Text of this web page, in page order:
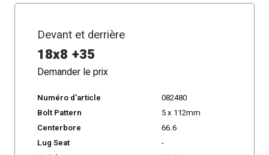
Devant et derrière
18x8 +35
Demander le prix
Numéro d'article
082480
Bolt Pattern
5 x 112mm
Centerbore
66.6
Lug Seat
-